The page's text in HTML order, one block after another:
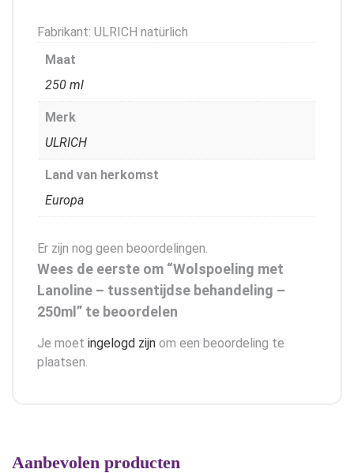
Fabrikant: ULRICH natürlich
Maat
250 ml
Merk
ULRICH
Land van herkomst
Europa
Er zijn nog geen beoordelingen.
Wees de eerste om “Wolspoeling met
Lanoline – tussentijdse behandeling –
250ml” te beoordelen
Je moet ingelogd zijn om een beoordeling te
plaatsen.
Aanbevolen producten